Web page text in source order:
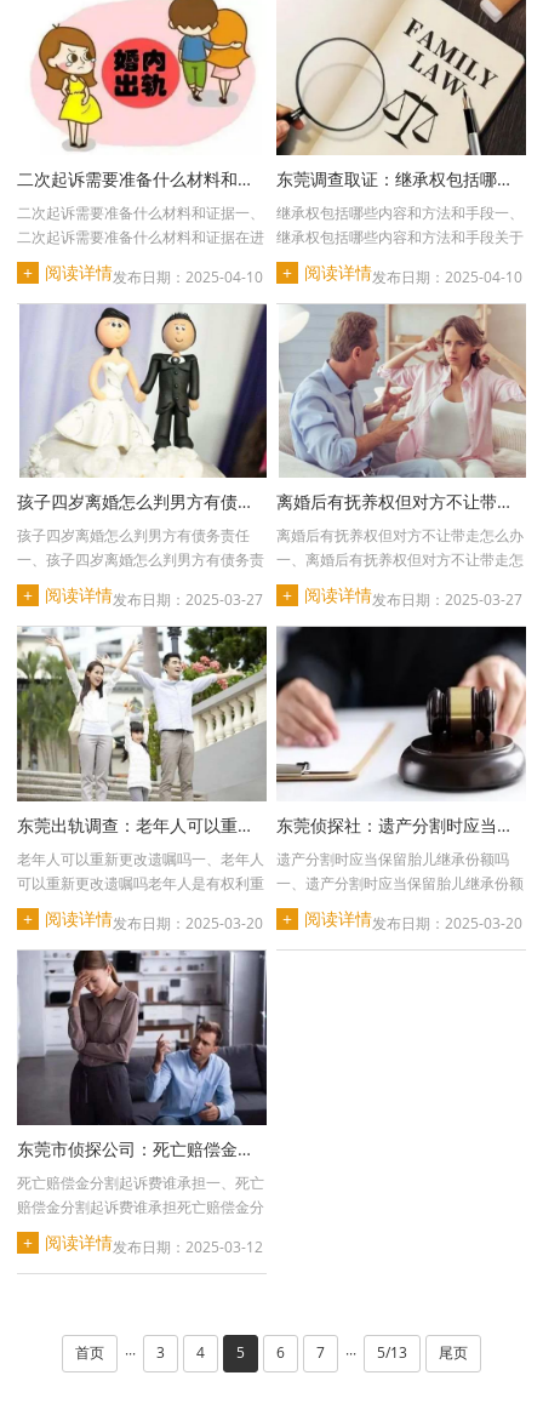
二次起诉需要准备什么材料和证据
二次起诉需要准备什么材料和证据一、
二次起诉需要准备什么材料和证据在进
行相关诉讼活动时···
+ 阅读详情发布日期：2025-04-10
东莞调查取证：继承权包括哪些内容和方法和手段
继承权包括哪些内容和方法和手段一、
继承权包括哪些内容和方法和手段关于
继承权的相关阐述···
+ 阅读详情发布日期：2025-04-10
孩子四岁离婚怎么判男方有债务责任_1
孩子四岁离婚怎么判男方有债务责任
一、孩子四岁离婚怎么判男方有债务责
任1.孩子抚养权：在···
+ 阅读详情发布日期：2025-03-27
离婚后有抚养权但对方不让带走怎么办
离婚后有抚养权但对方不让带走怎么办
一、离婚后有抚养权但对方不让带走怎
么办离婚后若您有···
+ 阅读详情发布日期：2025-03-27
东莞出轨调查：老年人可以重新更改遗嘱吗
老年人可以重新更改遗嘱吗一、老年人
可以重新更改遗嘱吗老年人是有权利重
新去更改遗嘱的。···
+ 阅读详情发布日期：2025-03-20
东莞侦探社：遗产分割时应当保留胎儿继承份额吗
遗产分割时应当保留胎儿继承份额吗
一、遗产分割时应当保留胎儿继承份额
吗《关于保留胎儿继···
+ 阅读详情发布日期：2025-03-20
东莞市侦探公司：死亡赔偿金分割起诉费谁承担
死亡赔偿金分割起诉费谁承担一、死亡
赔偿金分割起诉费谁承担死亡赔偿金分
割起诉的费用通常···
+ 阅读详情发布日期：2025-03-12
首页 ··· 3 4 5 6 7 ··· 5/13 尾页